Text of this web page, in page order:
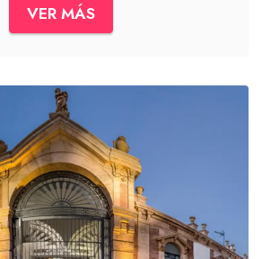
VER MÁS